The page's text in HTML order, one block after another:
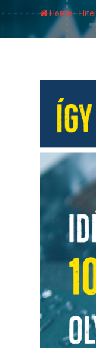
Home-Hitel